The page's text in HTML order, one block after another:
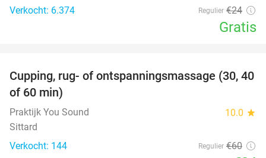
Verkocht: 6.374
Regulier €24
Gratis
60%
Cupping, rug- of ontspanningsmassage (30, 40
of 60 min)
Praktijk You Sound 10.0 star
Sittard
Verkocht: 144
Regulier €60